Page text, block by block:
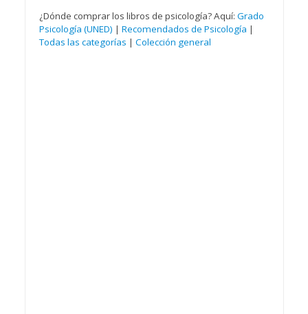
¿Dónde comprar los libros de psicología? Aquí: Grado
Psicología (UNED) | Recomendados de Psicología |
Todas las categorías | Colección general